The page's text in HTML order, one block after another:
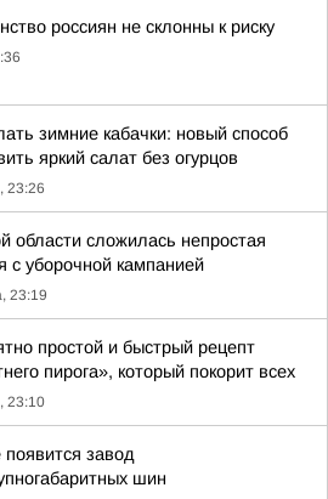
россиян не склонны к риску
зимние кабачки: новый способ
яркий салат без огурцов
23:26
области сложилась непростая
с уборочной кампанией
23:19
простой и быстрый рецепт
пирога», который покорит всех
23:10
завод
шин